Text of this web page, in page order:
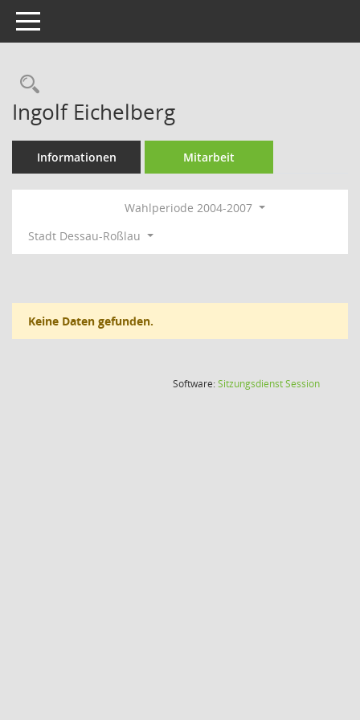
Toggle navigation
Rechercheauswahl
Ingolf Eichelberg
Informationen Mitarbeit
Wahlperiode 2004-2007
Stadt Dessau-Roßlau
Keine Daten gefunden.
Software:SitzungsdienstSession(Wird in